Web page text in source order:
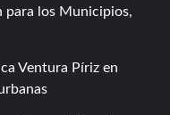
para los Municipios,
Ventura Píriz en